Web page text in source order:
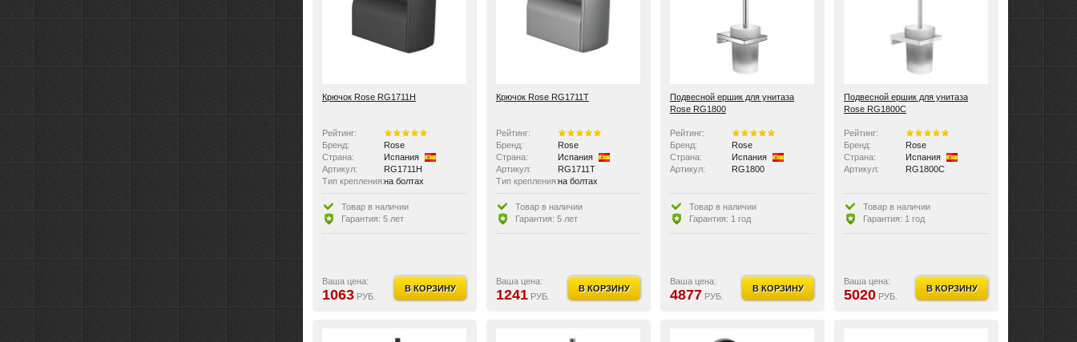
Крючок Rose RG1711H
Рейтинг:
Бренд:
Rose
Страна:
Испания
Артикул:
RG1711H
Тип крепления:на болтах
Материал изделия:латунь
Товар в наличии
Гарантия: 5 лет
Ваша цена:
1063 РУБ.
В КОРЗИНУ
Крючок Rose RG1711T
Рейтинг:
Бренд:
Rose
Страна:
Испания
Артикул:
RG1711T
Тип крепления:на болтах
Материал изделия:латунь
Товар в наличии
Гарантия: 5 лет
Ваша цена:
1241 РУБ.
В КОРЗИНУ
Подвесной ершик для унитаза
Rose RG1800
Рейтинг:
Бренд:
Rose
Страна:
Испания
Артикул:
RG1800
Товар в наличии
Гарантия: 1 год
Ваша цена:
4877 РУБ.
В КОРЗИНУ
Подвесной ершик для унитаза
Rose RG1800C
Рейтинг:
Бренд:
Rose
Страна:
Испания
Артикул:
RG1800C
Товар в наличии
Гарантия: 1 год
Ваша цена:
5020 РУБ.
В КОРЗИНУ